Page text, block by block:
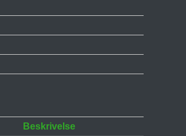
Beskrivelse